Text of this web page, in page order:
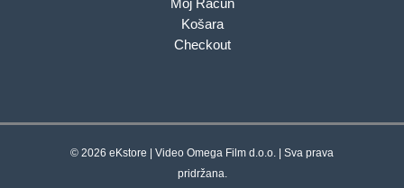
Moj Račun
Košara
Checkout
© 2026 eKstore | Video Omega Film d.o.o. | Sva prava
pridržana.